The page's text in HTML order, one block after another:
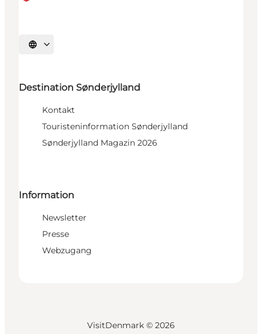
Sprache auswählen
Destination Sønderjylland
Kontakt
Touristeninformation Sønderjylland
Sønderjylland Magazin 2026
Information
Newsletter
Presse
Webzugang
VisitDenmark © 2026